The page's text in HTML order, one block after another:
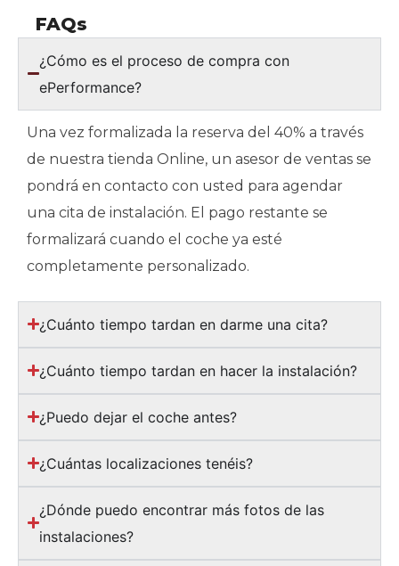
FAQs
¿Cómo es el proceso de compra con
ePerformance?
Una vez formalizada la reserva del 40% a través
de nuestra tienda Online, un asesor de ventas se
pondrá en contacto con usted para agendar
una cita de instalación. El pago restante se
formalizará cuando el coche ya esté
completamente personalizado.
¿Cuánto tiempo tardan en darme una cita?
¿Cuánto tiempo tardan en hacer la instalación?
¿Puedo dejar el coche antes?
¿Cuántas localizaciones tenéis?
¿Dónde puedo encontrar más fotos de las
instalaciones?